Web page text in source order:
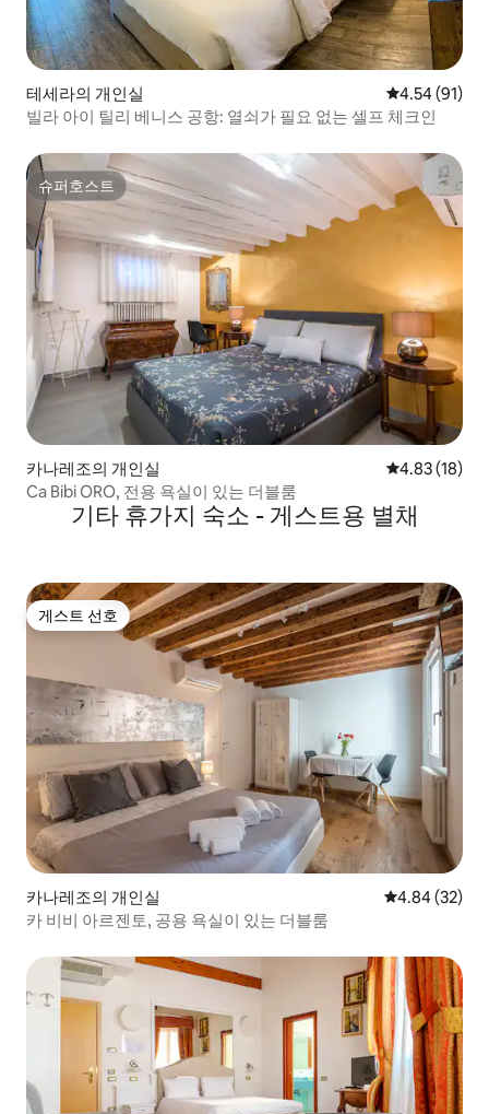
테세라의 개인실 평점 4.54점
4.54 (91)
빌라 아이 틸리 베니스 공항: 열쇠가 필요 없는 셀프 체크인
슈퍼호스트
슈퍼호스트
카나레조의 개인실 평점 4.83점
4.83 (18)
Ca Bibi ORO, 전용 욕실이 있는 더블룸
기타 휴가지 숙소 - 게스트용 별채
게스트 선호
게스트 선호
카나레조의 개인실 평점 4.84점(5
4.84 (32)
카 비비 아르젠토, 공용 욕실이 있는 더블룸